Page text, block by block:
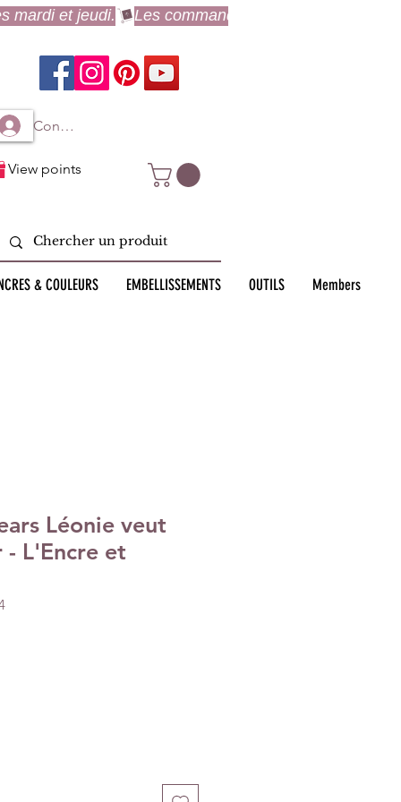
Connexion à mon compte
View points
& COULEURS EMBELLISSEMENTS OUTILS Members
Léonie veut
- L'Encre et